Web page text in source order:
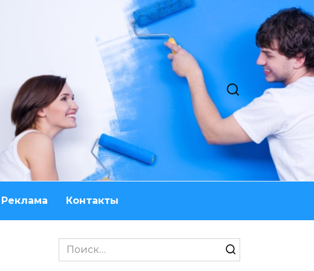
Реклама Контакты
Search
for: